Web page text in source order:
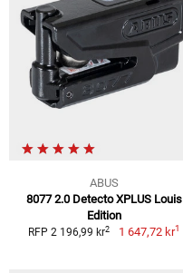
ABUS
8077 2.0 Detecto XPLUS Louis
Edition
RFP 2 196,99 kr2 1 647,72 kr1